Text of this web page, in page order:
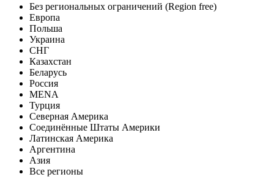
Без региональных ограничений (Region free)
Европа
Польша
Украина
СНГ
Казахстан
Беларусь
Россия
MENA
Турция
Северная Америка
Соединённые Штаты Америки
Латинская Америка
Аргентина
Азия
Все регионы